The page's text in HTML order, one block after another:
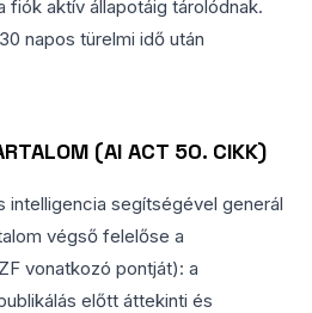
fiók aktív állapotáig tárolódnak.
napos türelmi idő után
(AI ACT 50. CIKK)
segítségével generál
végső felelőse a
vonatkozó pontját): a
előtt áttekinti és